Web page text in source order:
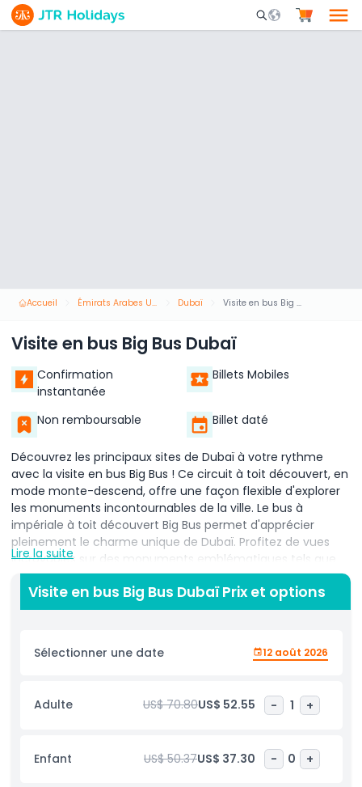
Mobile Search
Accueil Émirats Arabes Unis Dubaï Visite en bus Big Bus Dubaï
Visite en bus Big Bus Dubaï
Confirmation
instantanée
Billets Mobiles
Non remboursable Billet daté
Découvrez les principaux sites de Dubaï à votre rythme
avec la visite en bus Big Bus ! Ce circuit à toit découvert, en
mode monte-descend, offre une façon flexible d'explorer
les monuments incontournables de la ville. Le bus à
impériale à toit découvert Big Bus permet d'apprécier
pleinement le charme unique de Dubaï. Profitez de vues
incroyables sur des monuments emblématiques tels que
l'imposant Burj Khalifa, le Burj Al Arab, l'Atlantis The Palm et
l'envoûtant souk aux épices. Le spectaculaire Musée du
Futur, dont le design est inspiré par la calligraphie arabe, est
commentée vous emmène à plus de neuf arrêts dans la
ville, avec des départs quotidiens depuis le Dubai Mall à 10 h,
lequel des neuf arrêts du circuit. Le pont inférieur est
climatisé et le commentaire audio est disponible en 12
brésilien, français, italien, chinois, japonais, arabe, russe,
hindi et farsi. Veuillez noter que les horaires de départ
Lire la suite
Visite en bus Big Bus Dubaï Prix et options
Sélectionner une date 12 août 2026
Adulte US$ 70.80US$ 52.55 - 1 +
Enfant US$ 50.37US$ 37.30 - 0 +